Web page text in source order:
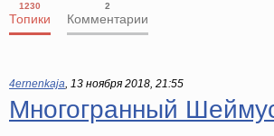
Топики
1230
Комментарии
2
4ernenkaja, 13 ноября 2018, 21:55
Многогранный